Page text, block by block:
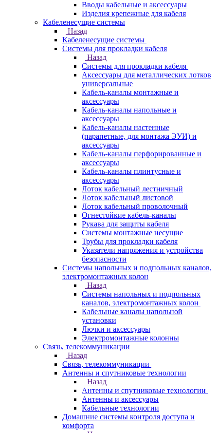
Вводы кабельные и аксессуары
Изделия крепежные для кабеля
Кабеленесущие системы
Назад
Кабеленесущие системы
Системы для прокладки кабеля
Назад
Системы для прокладки кабеля
Аксессуары для металлических лотков
универсальные
Кабель-каналы монтажные и
аксессуары
Кабель-каналы напольные и
аксессуары
Кабель-каналы настенные
(парапетные, для монтажа ЭУИ) и
аксессуары
Кабель-каналы перфорированные и
аксессуары
Кабель-каналы плинтусные и
аксессуары
Лоток кабельный лестничный
Лоток кабельный листовой
Лоток кабельный проволочный
Огнестойкие кабель-каналы
Рукава для защиты кабеля
Системы монтажные несущие
Трубы для прокладки кабеля
Указатели напряжения и устройства
безопасности
Системы напольных и подпольных каналов,
электромонтажных колон
Назад
Системы напольных и подпольных
каналов, электромонтажных колон
Кабельные каналы напольной
установки
Лючки и аксессуары
Электромонтажные колонны
Связь, телекоммуникации
Назад
Связь, телекоммуникации
Антенны и спутниковые технологии
Назад
Антенны и спутниковые технологии
Антенны и аксессуары
Кабельные технологии
Домашние системы контроля доступа и
комфорта